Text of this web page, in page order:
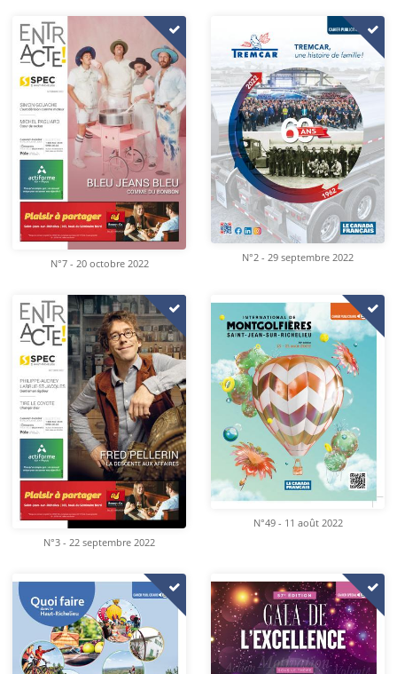
N°7 - 20 octobre 2022
N°2 - 29 septembre 2022
N°3 - 22 septembre 2022
N°49 - 11 août 2022